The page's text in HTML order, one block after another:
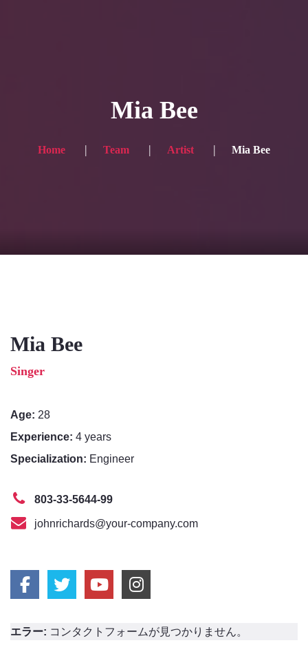
プランと価格
Mia Bee
Home Team Artist Mia Bee
Mia Bee
Singer
Age: 28
Experience: 4 years
Specialization: Engineer
803-33-5644-99
johnrichards@your-company.com
エラー: コンタクトフォームが見つかりません。